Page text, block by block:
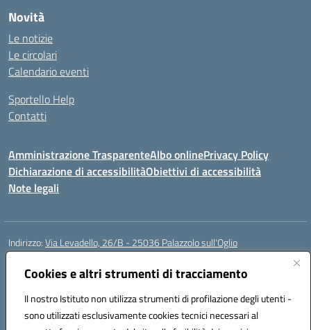
Cookies e altri strumenti di tracciamento
Il nostro Istituto non utilizza strumenti di profilazione degli utenti -
sono utilizzati esclusivamente cookies tecnici necessari al
Novità
Le notizie
Le circolari
Calendario eventi
Sportello Help
Contatti
Amministrazione TrasparenteAlbo onlinePrivacy Policy
Dichiarazione di accessibilitàObiettivi di accessibilità
Note legali
Indirizzo:Via Levadello, 26/B - 25036 Palazzolo sull'Oglio
Centralino:
Posta elettronica certificata (PEC):bsis01800p@pec.istruzione.it
Codice fiscale: 91011920179
Codice meccanografico:BSIS01800P
Codice Indice delle Pubbliche Amministrazioni (IPA): istsc_bsis01800p